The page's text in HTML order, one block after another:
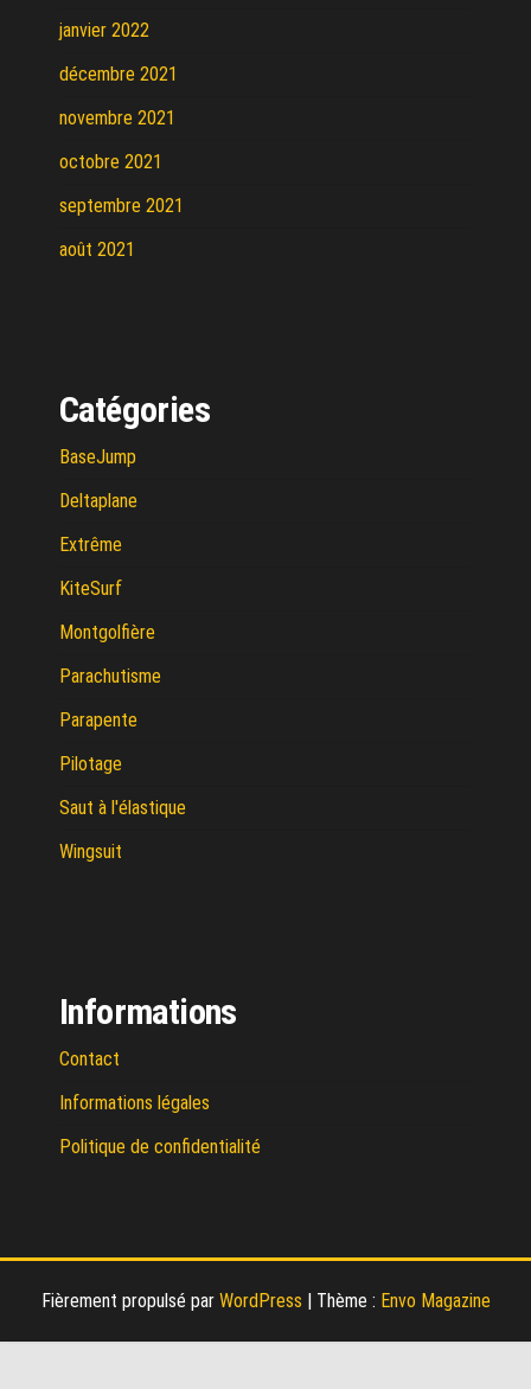
janvier 2022
décembre 2021
novembre 2021
octobre 2021
septembre 2021
août 2021
Catégories
BaseJump
Deltaplane
Extrême
KiteSurf
Montgolfière
Parachutisme
Parapente
Pilotage
Saut à l'élastique
Wingsuit
Informations
Contact
Informations légales
Politique de confidentialité
Fièrement propulsé par WordPress Thème : Envo Magazine